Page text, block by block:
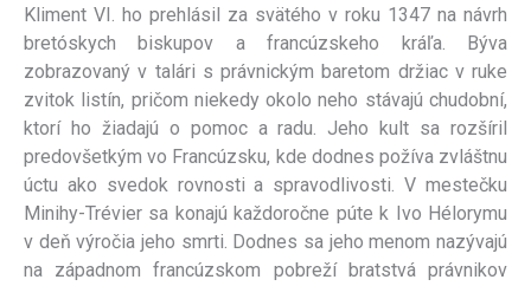
Kliment VI. ho prehlásil za svätého v roku 1347 na návrh
bretóskych biskupov a francúzskeho kráľa. Býva
zobrazovaný v talári s právnickým baretom držiac v ruke
zvitok listín, pričom niekedy okolo neho stávajú chudobní,
ktorí ho žiadajú o pomoc a radu. Jeho kult sa rozšíril
predovšetkým vo Francúzsku, kde dodnes požíva zvláštnu
úctu ako svedok rovnosti a spravodlivosti. V mestečku
Minihy-Trévier sa konajú každoročne púte k Ivo Hélorymu
v deň výročia jeho smrti. Dodnes sa jeho menom nazývajú
na západnom francúzskom pobreží bratstvá právnikov